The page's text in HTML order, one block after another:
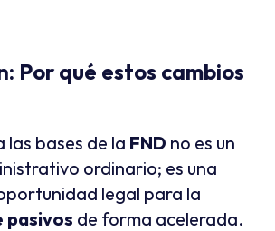
Por qué estos cambios
las bases de la FND no es un
ordinario; es una
pasivos de forma acelerada.